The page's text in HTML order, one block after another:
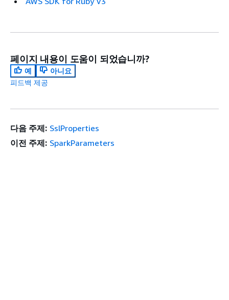
페이지 내용이 도움이 되었습니까?
예
아니요
피드백 제공
다음 주제: SslProperties
이전 주제: SparkParameters